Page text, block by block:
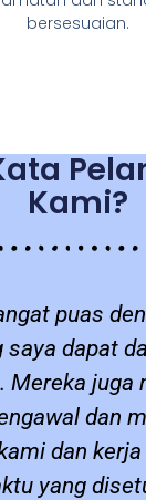
bersesuaian.
Kami?
puas
saya dapat
Mereka juga
dan
dan
yang